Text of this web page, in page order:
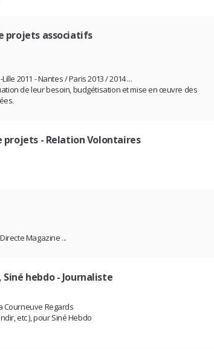
projets associatifs
2011 - Nantes / Paris 2013 / 2014 ...
de leur besoin, budgétisation et mise en œuvre des
- Relation Volontaires
Magazine ...
Siné hebdo- Journaliste
Courneuve Regards
etc ), pour Siné Hebdo